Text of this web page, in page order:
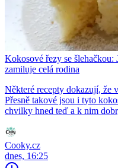
Kokosové řezy se
zamiluje celá rodina
Některé recepty dokazují, že
Přesně takové jsou i tyto
chvilky hned teď a k nim
Cooky.cz
dnes, 16:25